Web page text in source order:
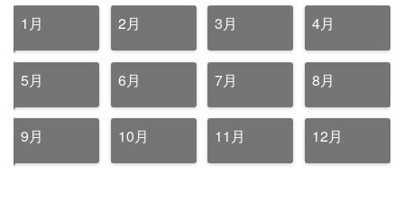
1月 2月 3月 4月
5月 6月 7月 8月
9月 10月 11月 12月